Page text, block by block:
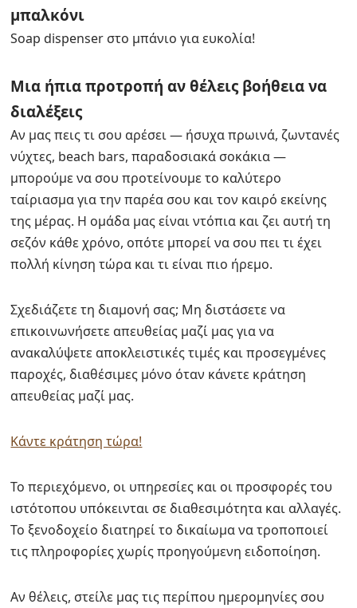
μπαλκόνι
Soap dispenser στο μπάνιο για ευκολία!
Μια ήπια προτροπή αν θέλεις βοήθεια να
διαλέξεις
Αν μας πεις τι σου αρέσει — ήσυχα πρωινά, ζωντανές
νύχτες, beach bars, παραδοσιακά σοκάκια —
μπορούμε να σου προτείνουμε το καλύτερο
ταίριασμα για την παρέα σου και τον καιρό εκείνης
της μέρας. Η ομάδα μας είναι ντόπια και ζει αυτή τη
σεζόν κάθε χρόνο, οπότε μπορεί να σου πει τι έχει
πολλή κίνηση τώρα και τι είναι πιο ήρεμο.
Σχεδιάζετε τη διαμονή σας; Μη διστάσετε να
επικοινωνήσετε απευθείας μαζί μας για να
ανακαλύψετε αποκλειστικές τιμές και προσεγμένες
παροχές, διαθέσιμες μόνο όταν κάνετε κράτηση
απευθείας μαζί μας.
Κάντε κράτηση τώρα!
Το περιεχόμενο, οι υπηρεσίες και οι προσφορές του
ιστότοπου υπόκεινται σε διαθεσιμότητα και αλλαγές.
Το ξενοδοχείο διατηρεί το δικαίωμα να τροποποιεί
τις πληροφορίες χωρίς προηγούμενη ειδοποίηση.
Αν θέλεις, στείλε μας τις περίπου ημερομηνίες σου